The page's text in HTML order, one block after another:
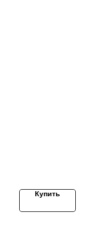
Купить